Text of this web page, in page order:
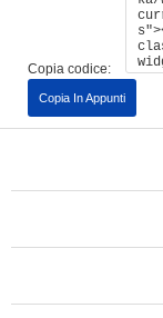
Copia codice:
Copia In Appunti